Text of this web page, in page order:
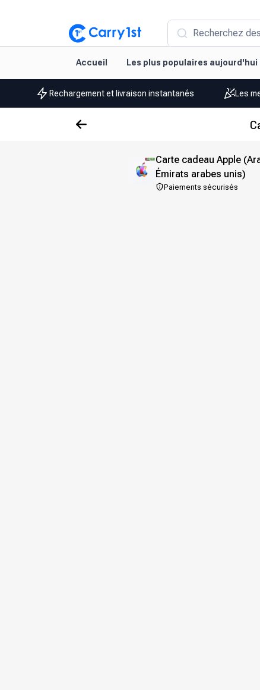
Recherchez
Accueil Les plus populaires aujourd'hui
Rechargement et livraison instantanés Les
Carte cadeau Apple
Émirats arabes unis)
Paiements sécurisés